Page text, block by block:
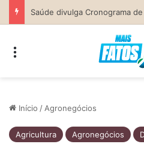
Início / Agronegócios
Agricultura Agronegócios